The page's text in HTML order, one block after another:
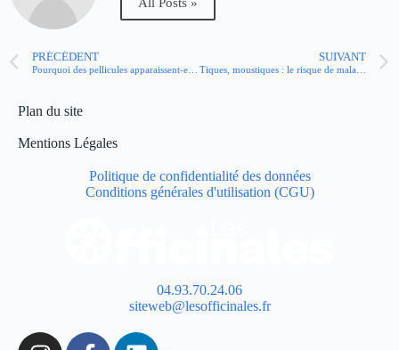
PRÉCÉDENT SUIVANT
Tiques, moustiques : le risque de maladies vectorielles augmente-t-il au printemps ?
Plan du site
Mentions Légales
Politique de confidentialité des données
Conditions générales d'utilisation (CGU)
04.93.70.24.06
siteweb@lesofficinales.fr